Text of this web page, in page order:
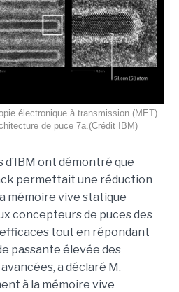
électronique à transmission (MET)
de puce 7a.(Crédit IBM)
d’IBM ont démontré que
permettait une réduction
mémoire vive statique
concepteurs de puces des
tout en répondant
passante élevée des
a déclaré M.
à la mémoire vive